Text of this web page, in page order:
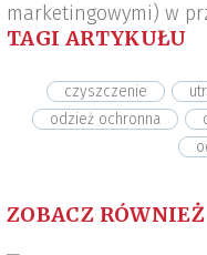
marketingowymi) w
TAGI ARTYKUŁU
czyszczenie
odzież ochronna
ZOBACZ RÓWNIEŻ